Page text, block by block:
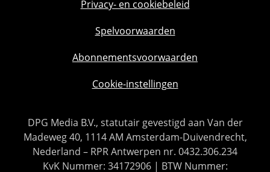
Privacy- en cookiebeleid
Spelvoorwaarden
Abonnementsvoorwaarden
Cookie-instellingen
DPG Media B.V., statutair gevestigd aan Van der
Madeweg 40, 1114 AM Amsterdam-Duivendrecht,
Nederland – RPR Antwerpen nr. 0432.306.234
KvK Nummer: 34172906 | BTW Nummer: